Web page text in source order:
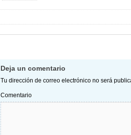
Deja un comentario
Tu dirección de correo electrónico no será
Comentario